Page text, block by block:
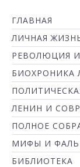
ГЛАВНАЯ
ЛИЧНАЯ
РЕВОЛЮЦИЯ
БИОХРОНИКА
ЛЕНИН И
ПОЛНОЕ
МИФЫ И
БИБЛИОТЕКА